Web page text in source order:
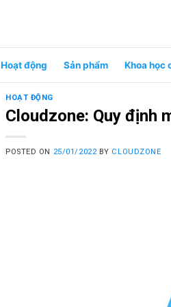
Hoạt động Sản phẩm Khoa học
HOẠT ĐỘNG
Cloudzone: Quy định
POSTED ON 25/01/2022 BY CLOUDZONE